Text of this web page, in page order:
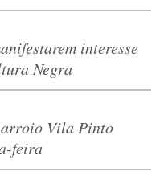
interesse
Negra
Vila Pinto
feira